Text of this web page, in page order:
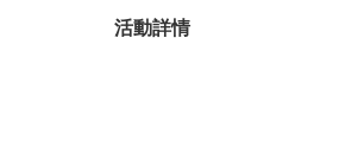
活動詳情